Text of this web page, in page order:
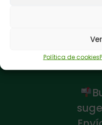
Política de cookies